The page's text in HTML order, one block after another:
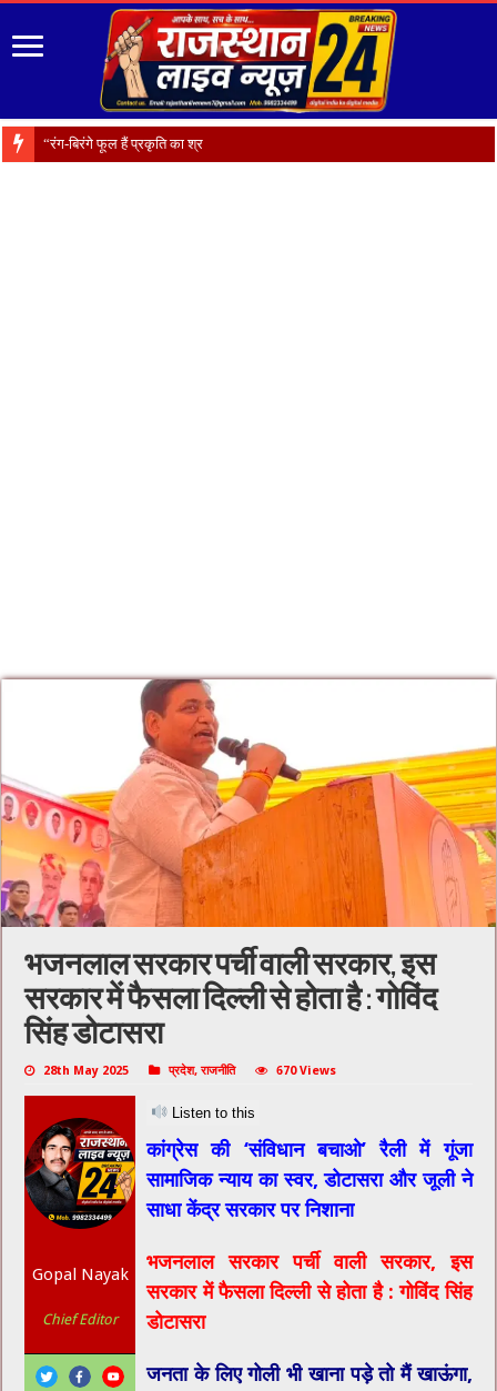
“रंग-बिरंगे फूल हैं प्रकृति का श्रृंगार, पौधारोपण से ही सु
भजनलाल सरकार पर्ची वाली सरकार, इस
सरकार में फैसला दिल्ली से होता है : गोविंद
सिंह डोटासरा
28th May 2025 प्रदेश,राजनीति 670 Views
Listen to this
Gopal Nayak
Chief Editor
कांग्रेस की ‘संविधान बचाओ’ रैली में गूंजा
सामाजिक न्याय का स्वर, डोटासरा और जूली ने
साधा केंद्र सरकार पर निशाना
भजनलाल सरकार पर्ची वाली सरकार, इस
सरकार में फैसला दिल्ली से होता है : गोविंद सिंह
डोटासरा
जनता के लिए गोली भी खाना पड़े तो मैं खाऊंगा,